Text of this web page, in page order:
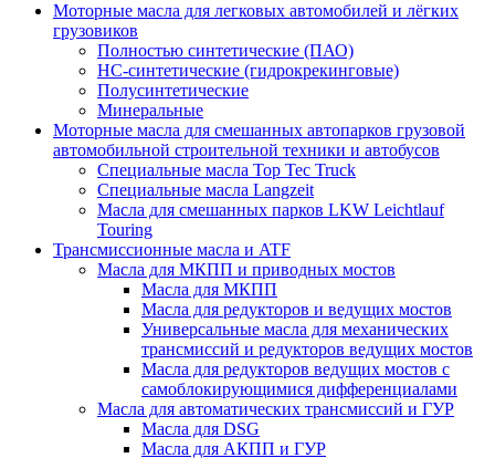
Моторные масла для легковых автомобилей и лёгких
грузовиков
Полностью синтетические (ПАО)
НС-синтетические (гидрокрекинговые)
Полусинтетические
Минеральные
Моторные масла для смешанных автопарков грузовой
автомобильной строительной техники и автобусов
Специальные масла Top Tec Truck
Специальные масла Langzeit
Масла для смешанных парков LKW Leichtlauf
Touring
Трансмиссионные масла и ATF
Масла для МКПП и приводных мостов
Масла для МКПП
Масла для редукторов и ведущих мостов
Универсальные масла для механических
трансмиссий и редукторов ведущих мостов
Масла для редукторов ведущих мостов с
самоблокирующимися дифференциалами
Масла для автоматических трансмиссий и ГУР
Масла для DSG
Масла для АКПП и ГУР